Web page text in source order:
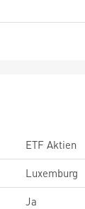
ETF Aktien
Luxemburg
Ja